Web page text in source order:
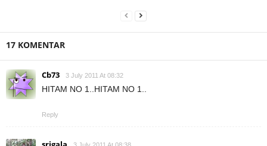
17 KOMENTAR
Cb73 3 July 2011 At 08:32
HITAM NO 1..HITAM NO 1..
Reply